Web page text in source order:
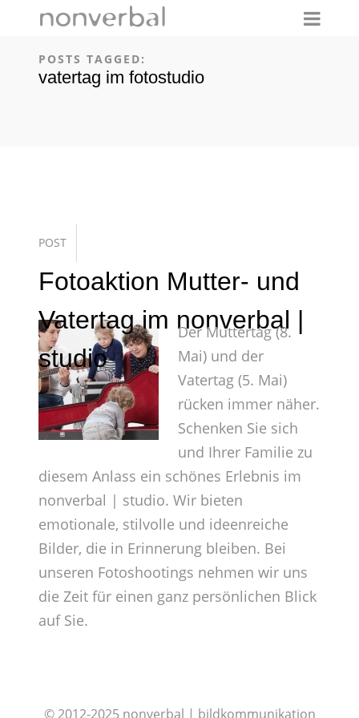
POSTS TAGGED:
vatertag im fotostudio
POST
Fotoaktion Mutter- und
Vatertag im nonverbal |
studio
Der Muttertag (8.
Mai) und der
Vatertag (5. Mai)
rücken immer näher.
Schenken Sie sich
und Ihrer Familie zu
diesem Anlass ein schönes Erlebnis im
nonverbal | studio. Wir bieten
emotionale, stilvolle und ideenreiche
Bilder, die in Erinnerung bleiben. Bei
unseren Fotoshootings nehmen wir uns
die Zeit für einen ganz persönlichen Blick
auf Sie.
© 2012-2025 nonverbal | bildkommunikation